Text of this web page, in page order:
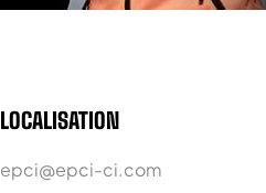
LOCALISATION
epci@epci-ci.com